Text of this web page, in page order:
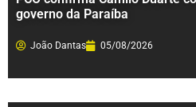
governo da Paraíba
João Dantas 05/08/2026